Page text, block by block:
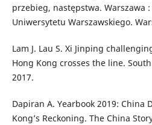
przebieg, następstwa. Warszawa
Uniwersytetu Warszawskiego.
Lam J. Lau S. Xi Jinping
Hong Kong crosses the line.
2017.
Dapiran A. Yearbook 2019: China
Kong’s Reckoning. The China